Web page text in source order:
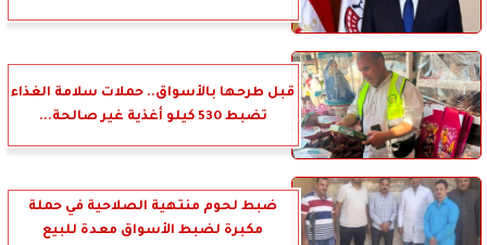
قبل طرحها بالأسواق.. حملات سلامة الغذاء
تضبط 530 كيلو أغذية غير صالحة...
ضبط لحوم منتهية الصلاحية في حملة
مكبرة لضبط الأسواق معدة للبيع